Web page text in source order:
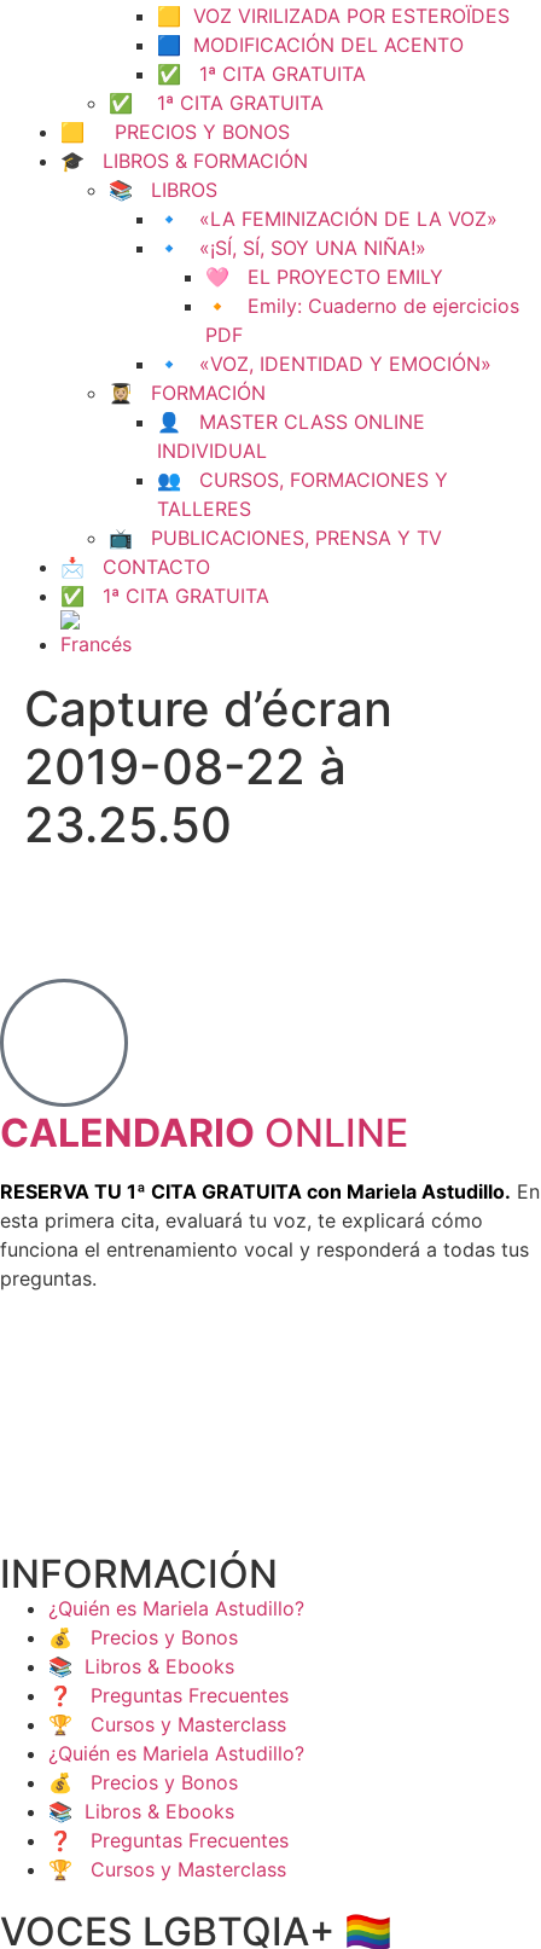
🟨 VOZ VIRILIZADA POR ESTEROÏDES
🟦 MODIFICACIÓN DEL ACENTO
✅ 1ª CITA GRATUITA
✅ 1ª CITA GRATUITA
🟨 PRECIOS Y BONOS
🎓 LIBROS & FORMACIÓN
📚 LIBROS
🔹 «LA FEMINIZACIÓN DE LA VOZ»
🔹 «¡SÍ, SÍ, SOY UNA NIÑA!»
🩷 EL PROYECTO EMILY
🔸 Emily: Cuaderno de ejercicios
PDF
🔹 «VOZ, IDENTIDAD Y EMOCIÓN»
👩🏼‍🎓 FORMACIÓN
👤 MASTER CLASS ONLINE
INDIVIDUAL
👥 CURSOS, FORMACIONES Y
TALLERES
📺 PUBLICACIONES, PRENSA Y TV
📩 CONTACTO
✅ 1ª CITA GRATUITA
Capture d’écran
2019-08-22 à
23.25.50
CALENDARIO ONLINE
RESERVA TU 1ª CITA GRATUITA con Mariela Astudillo. En
esta primera cita, evaluará tu voz, te explicará cómo
funciona el entrenamiento vocal y responderá a todas tus
preguntas.
INFORMACIÓN
¿Quién es Mariela Astudillo?
💰 Precios y Bonos
📚 Libros & Ebooks
❓ Preguntas Frecuentes
🏆 Cursos y Masterclass
¿Quién es Mariela Astudillo?
💰 Precios y Bonos
📚 Libros & Ebooks
❓ Preguntas Frecuentes
🏆 Cursos y Masterclass
VOCES LGBTQIA+ 🏳️‍🌈